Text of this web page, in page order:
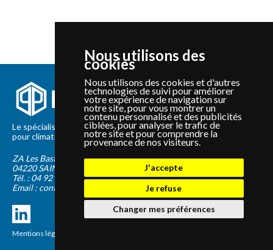
Nous utilisons des
cookies
Nous utilisons des cookies et d'autres
technologies de suivi pour améliorer
votre expérience de navigation sur
notre site, pour vous montrer un
contenu personnalisé et des publicités
ciblées, pour analyser le trafic de
notre site et pour comprendre la
provenance de nos visiteurs.
J'accepte
Je refuse
Changer mes préférences
Le spécialiste depuis 2012 de la vente de pièces détachées
pour climatisation et Pompe à Chaleur Panasonic et Sanyo
ZA Les Bastides Blanches
04220 SAINTE-TULLE
Tél. : 04 92 75 89 55
Email : contact@panapieces.com
Mentions légales